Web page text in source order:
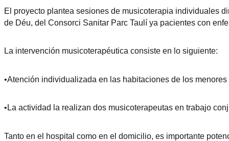
El proyecto plantea sesiones de musicoterapia individuales
de Déu, del Consorci Sanitar Parc Taulí ya pacientes con
La intervención musicoterapéutica consiste en lo siguiente:
•Atención individualizada en las habitaciones de los
•La actividad la realizan dos musicoterapeutas en trabajo
Tanto en el hospital como en el domicilio, es importante